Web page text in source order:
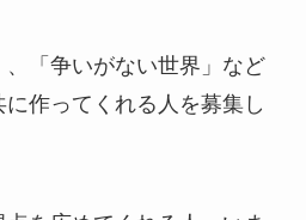
、「争いがない世界」など
作ってくれる人を募集し